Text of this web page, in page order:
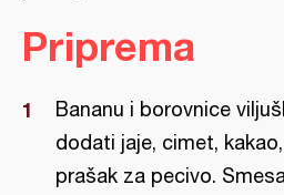
Priprema
Bananu i borovnice
dodati jaje, cimet,
prašak za pecivo.